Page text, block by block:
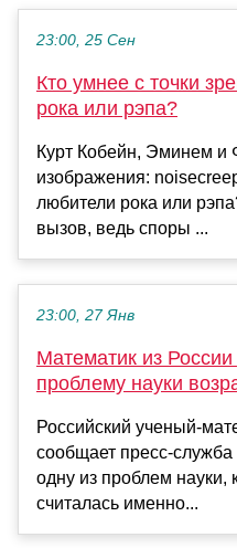
23:00, 25 Сен
Кто умнее с точки
рока или рэпа?
Курт Кобейн, Эминем и
изображения:
любители рока или
вызов, ведь споры ...
23:00, 27 Янв
Математик из
проблему науки
Российский ученый-
сообщает пресс-
одну из проблем науки,
считалась именно...